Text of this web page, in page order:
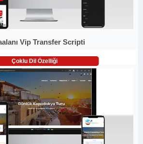
Vip Transfer Scripti
Çoklu Dil Özelliği